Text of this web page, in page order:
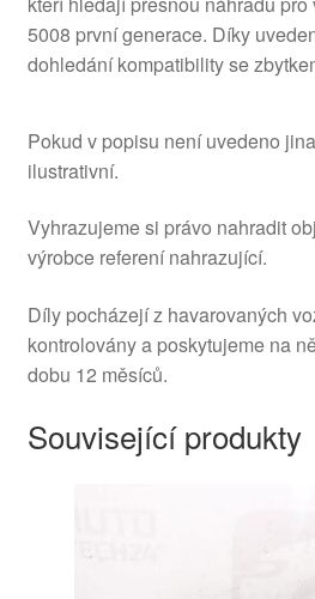
5008 první generace. Díky
dohledání kompatibility se
Pokud v popisu není uvedeno
ilustrativní.
Vyhrazujeme si právo nahradit
výrobce referení nahrazující.
Díly pocházejí z havarovaných
kontrolovány a poskytujeme na
dobu 12 měsíců.
Související produkty